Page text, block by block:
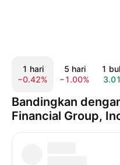
1 hari
−0.42%
5 hari
−1.00%
1
Bandingkan
Financial Group,